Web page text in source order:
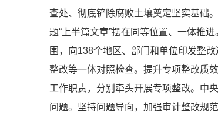
查处、彻底铲除腐败土壤奠定坚实基础。
题“上半篇文章”摆在同等位置、一体推
围，向138个地区、部门和单位印发整
整改等一体对照检查。提升专项整改质
工作职责，分别牵头开展专项整改。中
问题。坚持问题导向，加强审计整改规